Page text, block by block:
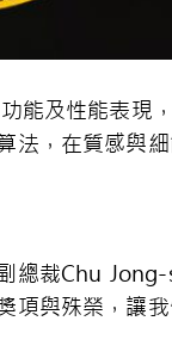
能及性能表現
法，在質感與
總裁Chu
項與殊榮，讓